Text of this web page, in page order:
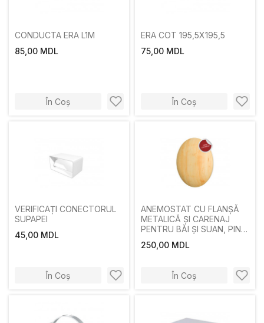
CONDUCTA ERA L1M
85,00 MDL
În Coș
ERA COT 195,5X195,5
75,00 MDL
În Coș
VERIFICAȚI CONECTORUL
SUPAPEI
45,00 MDL
În Coș
ANEMOSTAT CU FLANȘĂ
METALICĂ ȘI CARENAJ
PENTRU BĂI ȘI SUAN, PIN,
250,00 MDL
În Coș